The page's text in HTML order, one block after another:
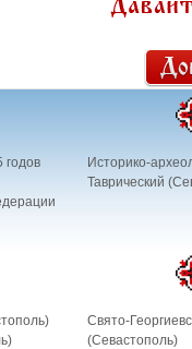
Историко-
Таврический
Свято-
(Севастополь)